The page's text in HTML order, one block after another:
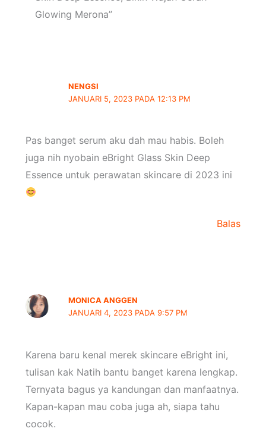
Glowing Merona”
NENGSI
JANUARI 5, 2023 PADA 12:13 PM
Pas banget serum aku dah mau habis. Boleh
juga nih nyobain eBright Glass Skin Deep
Essence untuk perawatan skincare di 2023 ini
Balas
MONICA ANGGEN
JANUARI 4, 2023 PADA 9:57 PM
Karena baru kenal merek skincare eBright ini,
tulisan kak Natih bantu banget karena lengkap.
Ternyata bagus ya kandungan dan manfaatnya.
Kapan-kapan mau coba juga ah, siapa tahu
cocok.